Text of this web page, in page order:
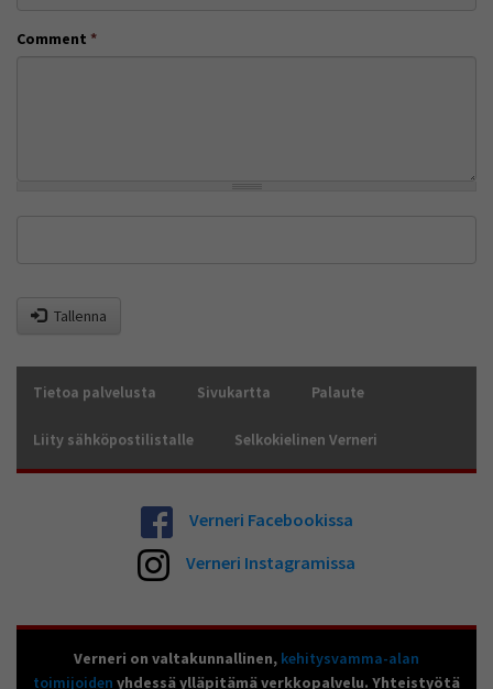
Comment *
Tallenna
Tietoa palvelusta Sivukartta Palaute
Liity sähköpostilistalle Selkokielinen Verneri
Verneri Facebookissa
Verneri Instagramissa
Verneri on valtakunnallinen, kehitysvamma-alan
toimijoiden yhdessä ylläpitämä verkkopalvelu. Yhteistyötä